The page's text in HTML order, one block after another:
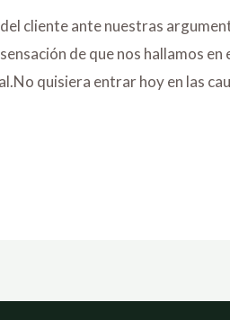
cliente ante nuestras
de que nos hallamos
quisiera entrar hoy en las